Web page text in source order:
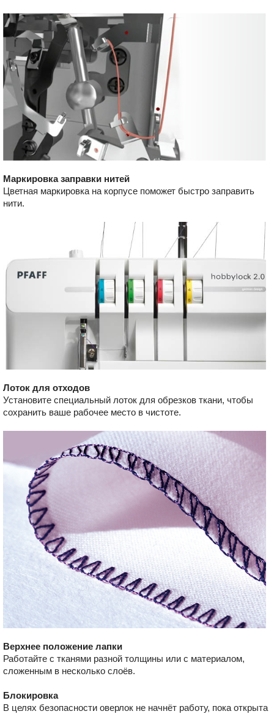
Маркировка заправки нитей
Цветная маркировка на корпусе поможет быстро заправить
нити.
Лоток для отходов
Установите специальный лоток для обрезков ткани, чтобы
сохранить ваше рабочее место в чистоте.
Верхнее положение лапки
Работайте с тканями разной толщины или с материалом,
сложенным в несколько слоёв.
Блокировка
В целях безопасности оверлок не начнёт работу, пока открыта